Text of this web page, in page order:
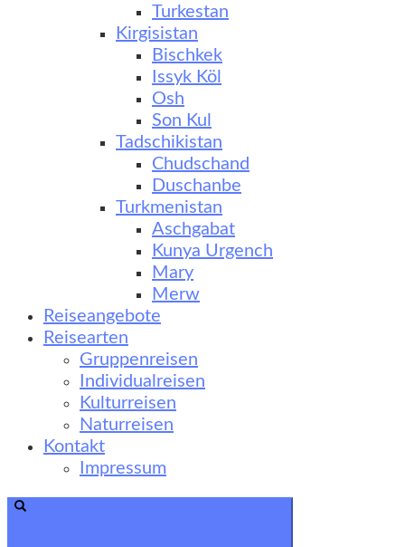
Turkestan
Kirgisistan
Bischkek
Issyk Köl
Osh
Son Kul
Tadschikistan
Chudschand
Duschanbe
Turkmenistan
Aschgabat
Kunya Urgench
Mary
Merw
Reiseangebote
Reisearten
Gruppenreisen
Individualreisen
Kulturreisen
Naturreisen
Kontakt
Impressum